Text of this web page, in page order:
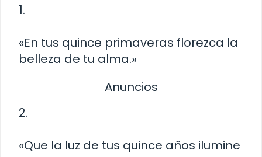
1.
«En tus quince primaveras florezca la
belleza de tu alma.»
Anuncios
2.
«Que la luz de tus quince años ilumine